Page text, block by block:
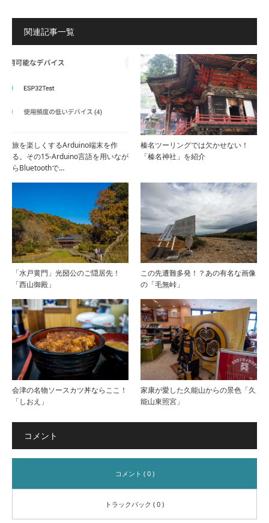
関連記事一覧
旅を楽しくするArduino端末を作
る。その15-Arduino言語を用いなが
らBluetoothで…
榛名ツーリングでは欠かせない！
「榛名神社」を紹介
「水戸黄門」光圀公のご隠居先！
「西山御殿」
この先遭難多発！？あの有名な画像
の「毛無峠」
会津の名物ソースカツ丼ならここ！
「しおえ」
家康が愛した久能山からの景色「久
能山東照宮」
コメント
コメント ( 0 )
トラックバック ( 0 )